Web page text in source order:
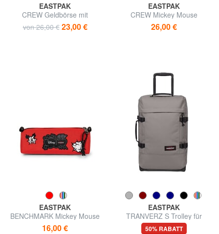
EASTPAK
CREW Geldbörse mit
Klettverschluss
von 26,00 € 23,00 €
EASTPAK
CREW Mickey Mouse
Geldbörse in Sonderedition
26,00 €
EASTPAK
BENCHMARK Mickey Mouse
Federmäppchen
16,00 €
EASTPAK
TRANVERZ S Trolley für
Handgepäck
50% RABATT